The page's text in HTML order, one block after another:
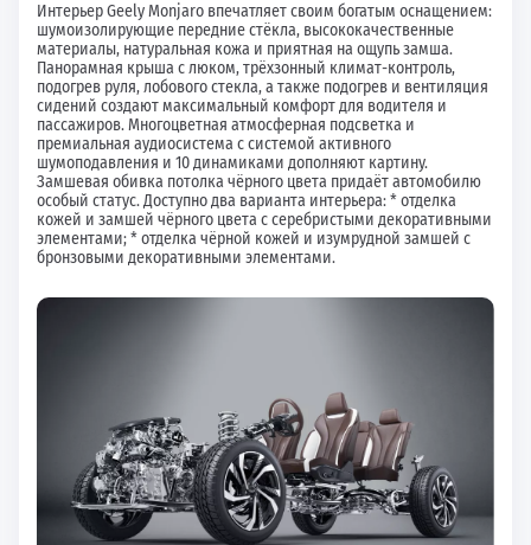
Интерьер Geely Monjaro впечатляет своим богатым оснащением:
шумоизолирующие передние стёкла, высококачественные
материалы, натуральная кожа и приятная на ощупь замша.
Панорамная крыша с люком, трёхзонный климат-контроль,
подогрев руля, лобового стекла, а также подогрев и вентиляция
сидений создают максимальный комфорт для водителя и
пассажиров. Многоцветная атмосферная подсветка и
премиальная аудиосистема с системой активного
шумоподавления и 10 динамиками дополняют картину.
Замшевая обивка потолка чёрного цвета придаёт автомобилю
особый статус. Доступно два варианта интерьера: * отделка
кожей и замшей чёрного цвета с серебристыми декоративными
элементами; * отделка чёрной кожей и изумрудной замшей с
бронзовыми декоративными элементами.